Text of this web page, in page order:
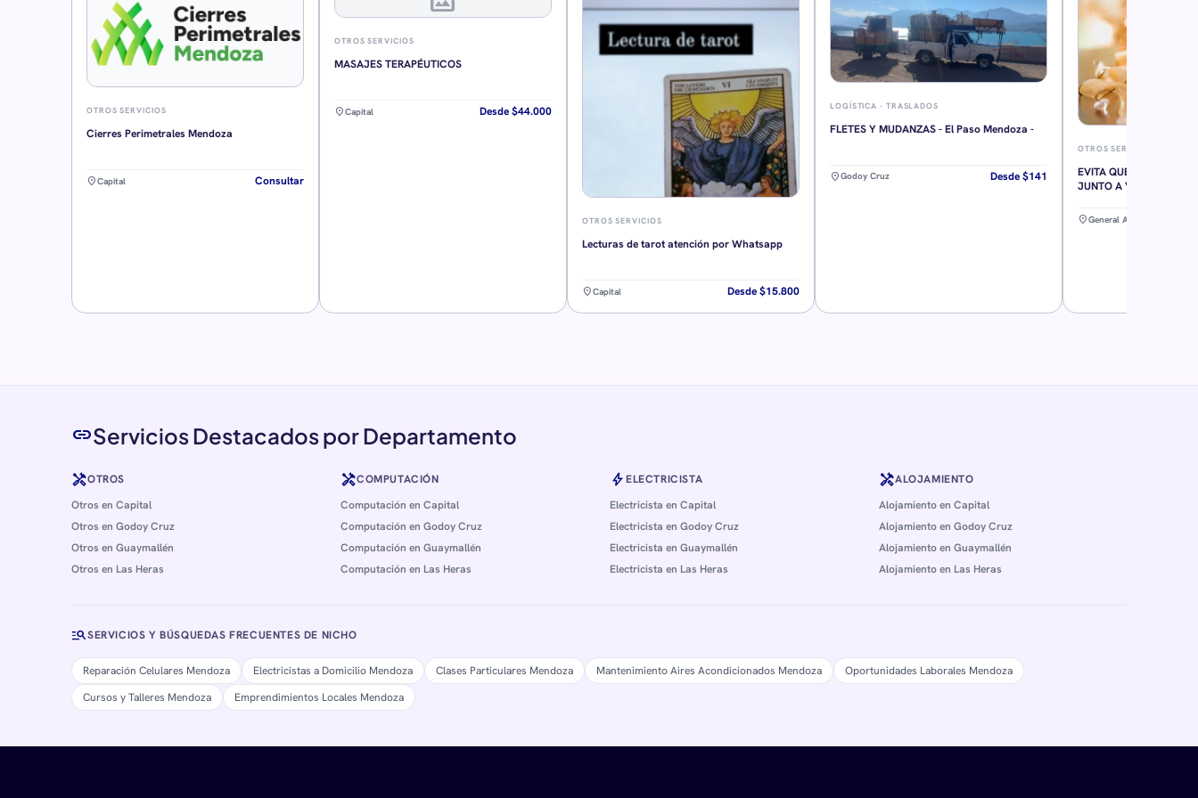
OTROS SERVICIOS
Cierres Perimetrales Mendoza
location_onCapital Consultar
OTROS SERVICIOS
MASAJES TERAPÉUTICOS
location_onCapital Desde $44.000
OTROS SERVICIOS
Lecturas de tarot atención por Whatsapp
location_onCapital Desde $15.800
LOGÍSTICA - TRASLADOS
FLETES Y MUDANZAS - El Paso Mendoza -
location_onGodoy Cruz Desde $141
OTROS SERVICIOS
EVITA QUE SE ALEJE
JUNTO A VOS
location_onGeneral Alvear
linkServicios Destacados por Departamento
handymanOTROS
Otros en Capital
Otros en Godoy Cruz
Otros en Guaymallén
Otros en Las Heras
handymanCOMPUTACIÓN
Computación en Capital
Computación en Godoy Cruz
Computación en Guaymallén
Computación en Las Heras
boltELECTRICISTA
Electricista en Capital
Electricista en Godoy Cruz
Electricista en Guaymallén
Electricista en Las Heras
handymanALOJAMIENTO
Alojamiento en Capital
Alojamiento en Godoy Cruz
Alojamiento en Guaymallén
Alojamiento en Las Heras
manage_searchSERVICIOS Y BÚSQUEDAS FRECUENTES DE NICHO
Reparación Celulares Mendoza Electricistas a Domicilio Mendoza Clases Particulares Mendoza Mantenimiento Aires Acondicionados Mendoza
Oportunidades Laborales Mendoza
Cursos y Talleres Mendoza
Emprendimientos Locales Mendoza